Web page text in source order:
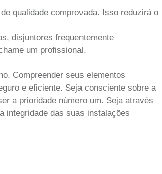
qualidade comprovada. Isso reduzirá o
disjuntores frequentemente
um profissional.
Compreender seus elementos
e eficiente. Seja consciente sobre a
a prioridade número um. Seja através
integridade das suas instalações